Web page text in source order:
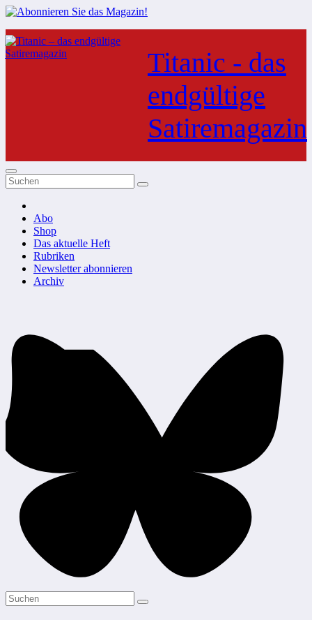
Zum
Inhalt
springen
Titanic - das
endgültige
Satiremagazin
Abo
Shop
Das aktuelle Heft
Rubriken
Newsletter abonnieren
Archiv